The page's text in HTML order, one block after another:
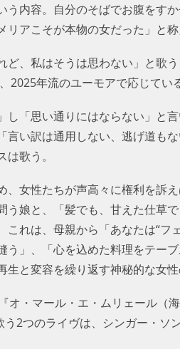
内容。自分のそばでお腹をす
アこそが本物の女だった」と称
、私はそうは思わない」と歌
年流のユーモアで応じている
「思い通りにはならない」と
い訳は通用しない、逃げ道も
歌う。
、女性たちが声高々に権利を訴
娘と、「髪でも、甘えた仕草
れは、母親から「あなたは“
」、「心を込めた料理をテー
と変容を繰り返す神秘的な女
オ・マール・エ・ムリェール（
2つのライヴは、シンガー・